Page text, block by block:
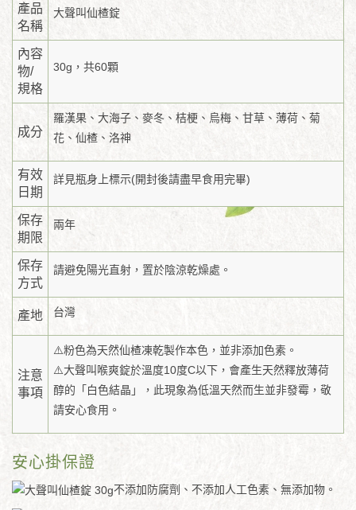
產品
名稱
大聲叫仙楂錠
內容
物/
規格
30g，共60顆
成分
羅漢果、大海子、麥冬、桔梗、烏梅、甘草、薄荷、菊
花、仙楂、洛神
有效
日期
詳見瓶身上標示(開封後請盡早食用完畢)
保存
期限
兩年
保存
方式
請避免陽光直射，置於陰涼乾燥處。
產地 台灣
注意
事項
⚠️粉色為天然仙楂凍乾製作本色，並非添加色素。
⚠️大聲叫喉爽錠於溫度10度C以下，會產生天然釋放薄荷
醇的「白色結晶」，此現象為低溫天然而生並非發霉，敬
請安心食用。
安心掛保證
不添加防腐劑、不添加人工色素、無添加物。